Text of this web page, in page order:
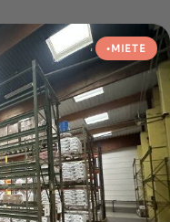
MIETE